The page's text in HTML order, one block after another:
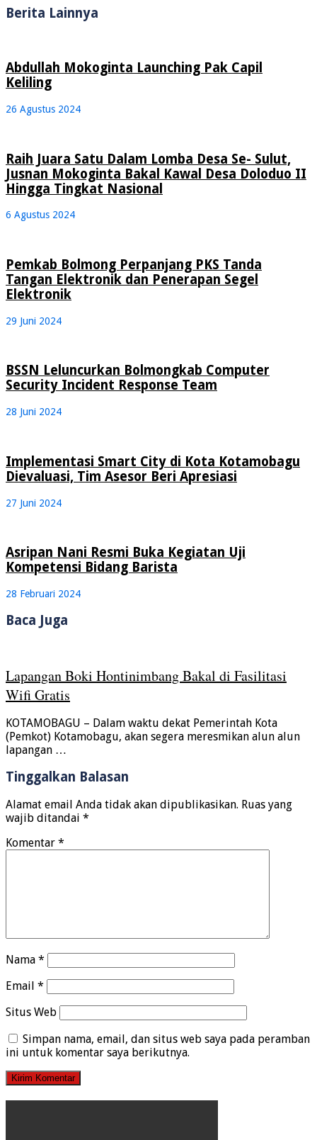
Berita Lainnya
Abdullah Mokoginta Launching Pak Capil
Keliling
26 Agustus 2024
Raih Juara Satu Dalam Lomba Desa Se- Sulut,
Jusnan Mokoginta Bakal Kawal Desa Doloduo II
Hingga Tingkat Nasional
6 Agustus 2024
Pemkab Bolmong Perpanjang PKS Tanda
Tangan Elektronik dan Penerapan Segel
Elektronik
29 Juni 2024
BSSN Leluncurkan Bolmongkab Computer
Security Incident Response Team
28 Juni 2024
Implementasi Smart City di Kota Kotamobagu
Dievaluasi, Tim Asesor Beri Apresiasi
27 Juni 2024
Asripan Nani Resmi Buka Kegiatan Uji
Kompetensi Bidang Barista
28 Februari 2024
Baca Juga
Lapangan Boki Hontinimbang Bakal di Fasilitasi
Wifi Gratis
KOTAMOBAGU – Dalam waktu dekat Pemerintah Kota
(Pemkot) Kotamobagu, akan segera meresmikan alun alun
lapangan …
Tinggalkan Balasan
Alamat email Anda tidak akan dipublikasikan. Ruas yang
wajib ditandai *
Komentar *
Nama *
Email *
Situs Web
Simpan nama, email, dan situs web saya pada peramban
ini untuk komentar saya berikutnya.